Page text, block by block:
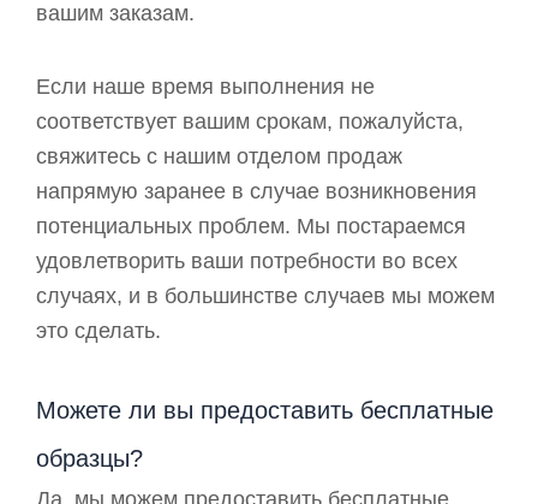
вашим заказам.
Если наше время выполнения не
соответствует вашим срокам, пожалуйста,
свяжитесь с нашим отделом продаж
напрямую заранее в случае возникновения
потенциальных проблем. Мы постараемся
удовлетворить ваши потребности во всех
случаях, и в большинстве случаев мы можем
это сделать.
Можете ли вы предоставить бесплатные
образцы?